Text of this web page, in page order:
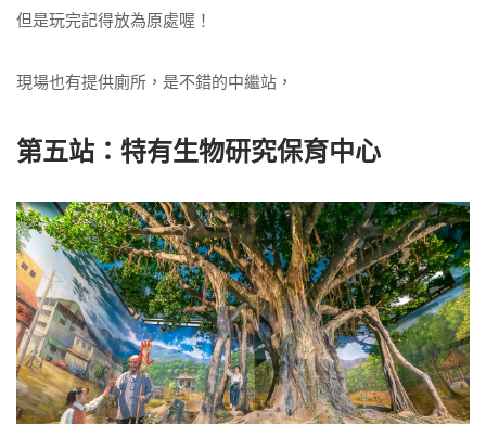
但是玩完記得放為原處喔！
現場也有提供廁所，是不錯的中繼站，
第五站：特有生物研究保育中心